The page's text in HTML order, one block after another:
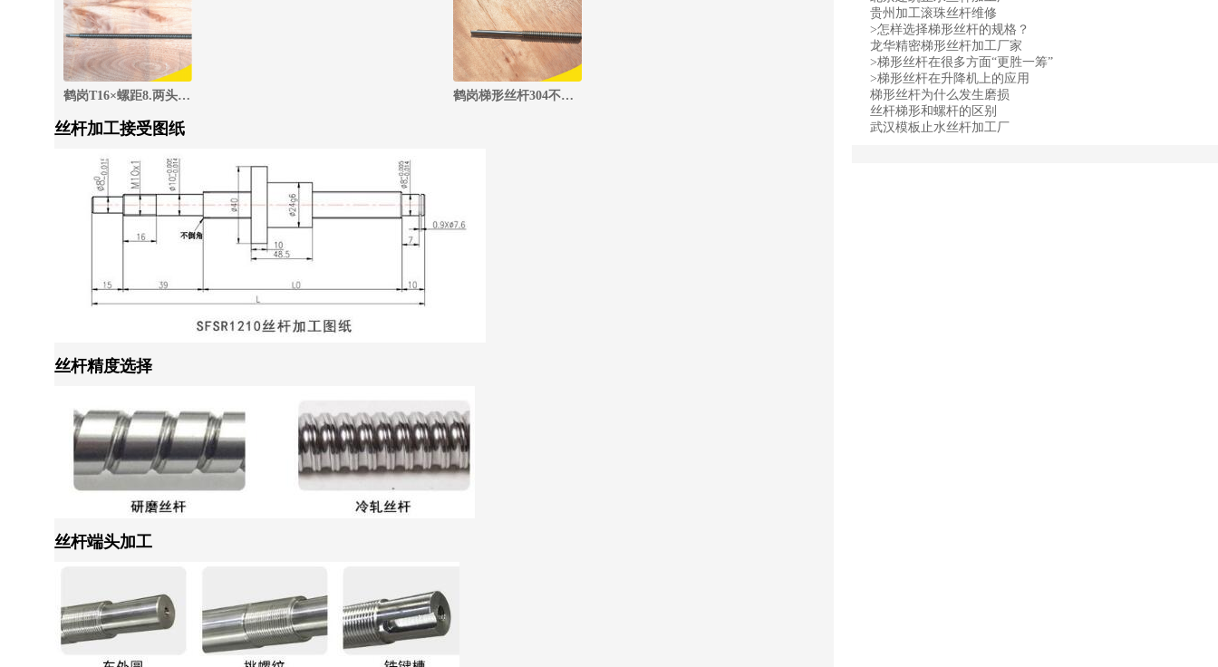
鹤岗T16×螺距8.两头梯形丝杆(#45钢) 鹤岗梯形丝杆304不锈钢
丝杆加工接受图纸
丝杆精度选择
丝杆端头加工
贵州加工滚珠丝杆维修
>怎样选择梯形丝杆的规格？
龙华精密梯形丝杆加工厂家
>梯形丝杆在很多方面“更胜一筹”
>梯形丝杆在升降机上的应用
梯形丝杆为什么发生磨损
丝杆梯形和螺杆的区别
武汉模板止水丝杆加工厂